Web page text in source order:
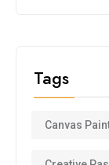
Tags
Canvas